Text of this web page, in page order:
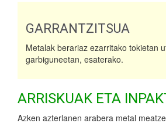
GARRANTZITSUA
Metalak berariaz ezarritako tokietan
garbiguneetan, esaterako.
ARRISKUAK ETA
Azken azterlanen arabera metal